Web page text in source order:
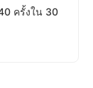
ครั้งใน 30